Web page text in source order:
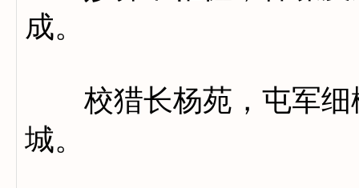
成。
校猎长杨苑，屯军细
城。